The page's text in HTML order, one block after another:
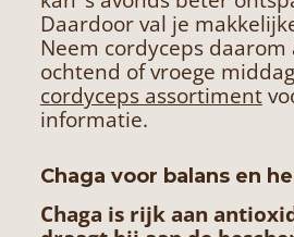
Daardoor val je
Neem cordyceps
ochtend of vroege
cordyceps assortiment
informatie.
Chaga voor balans en
Chaga is rijk aan